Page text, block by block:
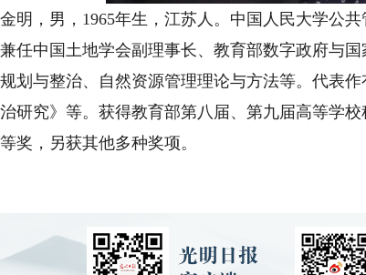
，男，1965年生，江苏人。中国人民大学公共
任中国土地学会副理事长、教育部数字政府与
划与整治、自然资源管理理论与方法等。代表
研究》等。获得教育部第八届、第九届高等学
奖，另获其他多种奖项。